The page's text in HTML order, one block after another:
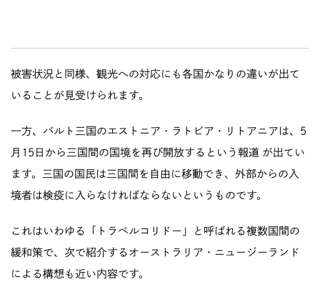
被害状況と同様、観光への対応にも各国かなりの違いが出て
いることが見受けられます。
一方、バルト三国のエストニア・ラトビア・リトアニアは、5
月15日から三国間の国境を再び開放するという 報道 が出てい
ます。三国の国民は三国間を自由に移動でき、外部からの入
境者は検疫に入らなければならないというものです。
これはいわゆる「トラベルコリドー」と呼ばれる複数国間の
緩和策で、次で紹介するオーストラリア・ニュージーランド
による構想も近い内容です。